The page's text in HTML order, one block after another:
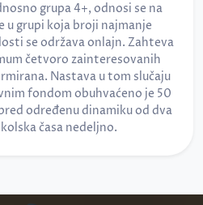
grupa 4+, odnosi se na
u grupi koja broji najmanje
se održava onlajn. Zahteva
četvoro zainteresovanih
Nastava u tom slučaju
fondom obuhvaćeno je 50
određenu dinamiku od dva
časa nedeljno.